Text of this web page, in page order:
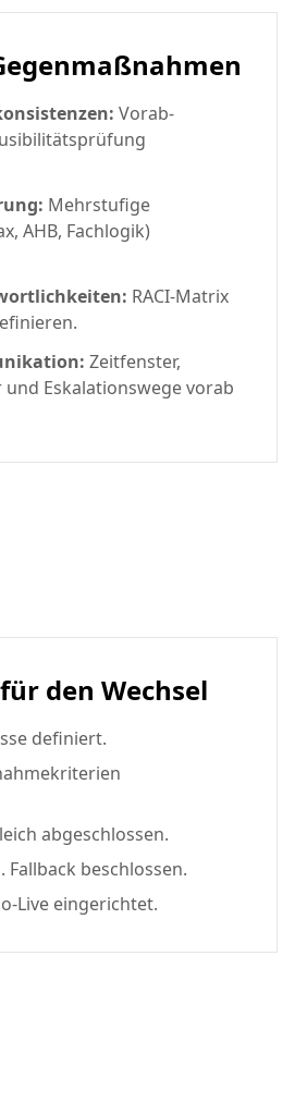
Vorab-
Mehrstufige
AHB, Fachlogik)
RACI-Matrix
Zeitfenster,
Eskalationswege vorab
den Wechsel
definiert.
abgeschlossen.
Fallback beschlossen.
Live eingerichtet.